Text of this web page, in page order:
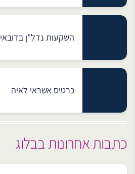
השקעות נדל"ן בדובאי
כרטיס אשראי לאיה
כתבות אחרונות בבלוג